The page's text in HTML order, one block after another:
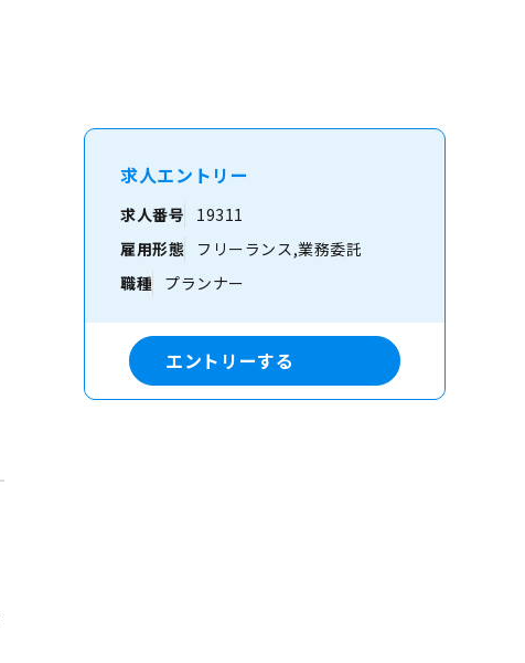
求人エントリー
求人番号
19311
雇用形態
フリーランス,業務委託
職種
プランナー
エントリーする